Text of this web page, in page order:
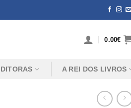
0.00€
A REI DOS LIVROS